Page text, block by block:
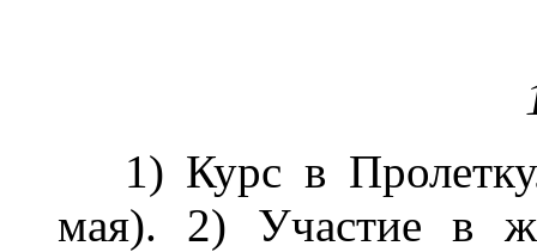
1) Курс в
мая). 2) Участие в